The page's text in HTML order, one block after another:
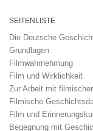
SEITENLISTE
Die Deutsche
Grundlagen
Filmwahrnehmung
Film und Wirklichkeit
Zur Arbeit mit
Filmische
Film und
Begegnung mit